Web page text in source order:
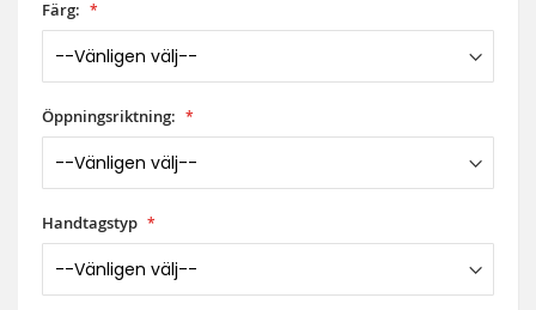
Färg:
Öppningsriktning:
Handtagstyp